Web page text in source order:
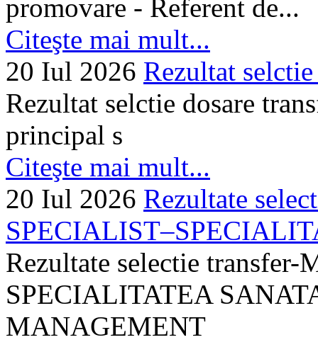
promovare - Referent de...
Citeşte mai mult...
20 Iul 2026 Rezultat
Rezultat selctie dosare
principal s
Citeşte mai mult...
20 Iul 2026 Rezultate
Rezultate selectie
SPECIALITATEA
MANAGEMENT